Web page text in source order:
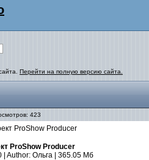
Перейти на полную версию сайта.
423
ProShow Producer
| Author: Ольга | 365.05 Мб